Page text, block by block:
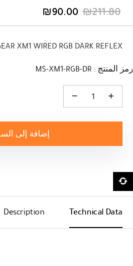
₪211.80
السعر
الأصلي
₪211.80.
₪90.00 السعر
الحالي
₪90.00.
XM1 WIRED RGB DARK REFLEX
رمز المنتج : MS-XM1-RGB-DR
كمية MOUSE ENDGAME GEAR XM1 WIRED RGB DARK REFLEX
إضافة إلى
Technical Data
Description